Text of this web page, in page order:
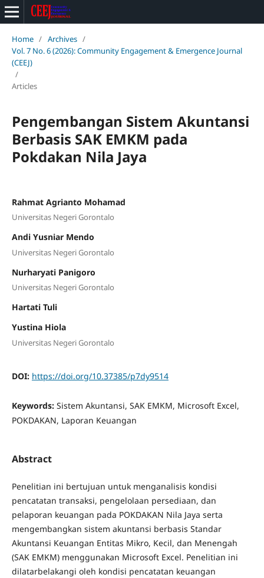
Home / Archives /
Vol. 7 No. 6 (2026): Community Engagement & Emergence Journal
(CEEJ)
/
Articles
Pengembangan Sistem Akuntansi
Berbasis SAK EMKM pada
Pokdakan Nila Jaya
Rahmat Agrianto Mohamad
Universitas Negeri Gorontalo
Andi Yusniar Mendo
Universitas Negeri Gorontalo
Nurharyati Panigoro
Universitas Negeri Gorontalo
Hartati Tuli
Yustina Hiola
Universitas Negeri Gorontalo
DOI: https://doi.org/10.37385/p7dy9514
Keywords: Sistem Akuntansi, SAK EMKM, Microsoft Excel,
POKDAKAN, Laporan Keuangan
Abstract
Penelitian ini bertujuan untuk menganalisis kondisi
pencatatan transaksi, pengelolaan persediaan, dan
pelaporan keuangan pada POKDAKAN Nila Jaya serta
mengembangkan sistem akuntansi berbasis Standar
Akuntansi Keuangan Entitas Mikro, Kecil, dan Menengah
(SAK EMKM) menggunakan Microsoft Excel. Penelitian ini
dilatarbelakangi oleh kondisi pencatatan keuangan